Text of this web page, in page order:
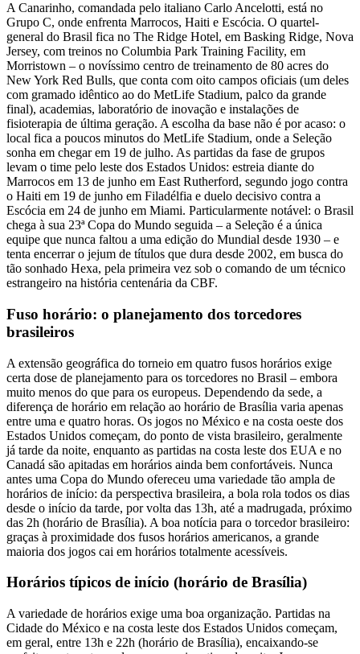
A Canarinho, comandada pelo italiano Carlo Ancelotti, está no
Grupo C, onde enfrenta Marrocos, Haiti e Escócia. O quartel-
general do Brasil fica no The Ridge Hotel, em Basking Ridge, Nova
Jersey, com treinos no Columbia Park Training Facility, em
Morristown – o novíssimo centro de treinamento de 80 acres do
New York Red Bulls, que conta com oito campos oficiais (um deles
com gramado idêntico ao do MetLife Stadium, palco da grande
final), academias, laboratório de inovação e instalações de
fisioterapia de última geração. A escolha da base não é por acaso: o
local fica a poucos minutos do MetLife Stadium, onde a Seleção
sonha em chegar em 19 de julho. As partidas da fase de grupos
levam o time pelo leste dos Estados Unidos: estreia diante do
Marrocos em 13 de junho em East Rutherford, segundo jogo contra
o Haiti em 19 de junho em Filadélfia e duelo decisivo contra a
Escócia em 24 de junho em Miami. Particularmente notável: o Brasil
chega à sua 23ª Copa do Mundo seguida – a Seleção é a única
equipe que nunca faltou a uma edição do Mundial desde 1930 – e
tenta encerrar o jejum de títulos que dura desde 2002, em busca do
tão sonhado Hexa, pela primeira vez sob o comando de um técnico
estrangeiro na história centenária da CBF.
Fuso horário: o planejamento dos torcedores
brasileiros
A extensão geográfica do torneio em quatro fusos horários exige
certa dose de planejamento para os torcedores no Brasil – embora
muito menos do que para os europeus. Dependendo da sede, a
diferença de horário em relação ao horário de Brasília varia apenas
entre uma e quatro horas. Os jogos no México e na costa oeste dos
Estados Unidos começam, do ponto de vista brasileiro, geralmente
já tarde da noite, enquanto as partidas na costa leste dos EUA e no
Canadá são apitadas em horários ainda bem confortáveis. Nunca
antes uma Copa do Mundo ofereceu uma variedade tão ampla de
horários de início: da perspectiva brasileira, a bola rola todos os dias
desde o início da tarde, por volta das 13h, até a madrugada, próximo
das 2h (horário de Brasília). A boa notícia para o torcedor brasileiro:
graças à proximidade dos fusos horários americanos, a grande
maioria dos jogos cai em horários totalmente acessíveis.
Horários típicos de início (horário de Brasília)
A variedade de horários exige uma boa organização. Partidas na
Cidade do México e na costa leste dos Estados Unidos começam,
em geral, entre 13h e 22h (horário de Brasília), encaixando-se